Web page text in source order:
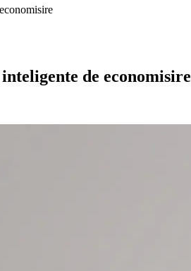
de economisire